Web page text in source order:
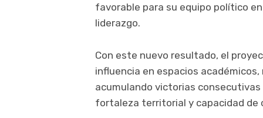
favorable para su equipo político
liderazgo.
Con este nuevo resultado, el
influencia en espacios
acumulando victorias
fortaleza territorial y capacidad de